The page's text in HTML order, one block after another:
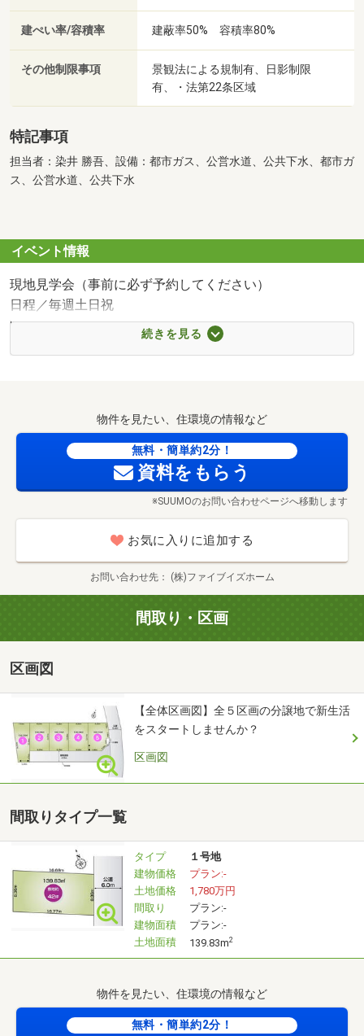
建ぺい率/容積率 建蔽率50% 容積率80%
その他制限事項
景観法による規制有、日影制限
有、・法第22条区域
特記事項
担当者：染井 勝吾、設備：都市ガス、公営水道、公共下水、都市ガ
ス、公営水道、公共下水
イベント情報
現地見学会（事前に必ず予約してください）
日程／毎週土日祝
時間／10:00～20:00
◆◇現場見学会開催中◇◆
■ご見学やご相談は無料です。
■百聞は一見に如かず！是非お気軽にお問合せください。
◇店舗へご来店をご希望の方へ◇
■物件管理店舗：ファイブイズホーム川越店
■電車でご来店の場合：JR川越線『西川越駅』から徒歩６
■ご来店後、ご希望条件をお伺いさせていただきながら、
ご希望に近い物件情報をまとめてご紹介させていただきま
■ぜひお気軽にご来店ください！※要予約
◇送迎が必要な方へ◇
■お客様のご希望に合わせて送迎も致します！
■ぜひお気軽にお申し付けください！
■事前にご相談いただけますと、現地でお待ち合わせも可
◇当日の見学予約をご希望の方は◇
■ファイブイズホーム川越店（TEL：0800-222-8504）に直
接お問い合わせください！
続きを見る
物件を見たい、住環境の情報など
無料・簡単約2分！
資料をもらう
※SUUMOのお問い合わせページへ移動します
お気に入りに追加する
お問い合わせ先 (株)ファイブイズホーム
間取り・区画
区画図
【全体区画図】全５区画の分譲地で新生活
をスタートしませんか？
区画図
間取りタイプ一覧
タイプ
１号地
建物価格
プラン:-
土地価格
1,780万円
間取り
プラン:-
建物面積
プラン:-
土地面積
139.83m2
物件を見たい、住環境の情報など
無料・簡単約2分！